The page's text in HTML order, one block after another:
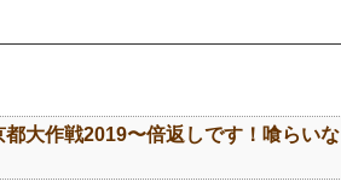
大作戦2019〜倍返しです！喰らいな